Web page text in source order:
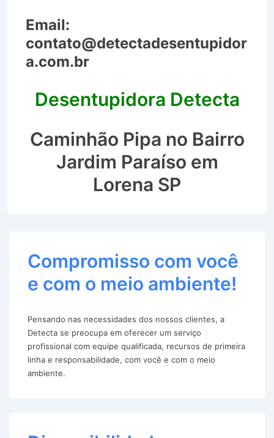
Email:
contato@detectadesentupidor
a.com.br
Desentupidora Detecta
Caminhão Pipa no Bairro
Jardim Paraíso em
Lorena SP
Compromisso com você
e com o meio ambiente!
Pensando nas necessidades dos nossos clientes, a
Detecta se preocupa em oferecer um serviço
profissional com equipe qualificada, recursos de primeira
linha e responsabilidade, com você e com o meio
ambiente.